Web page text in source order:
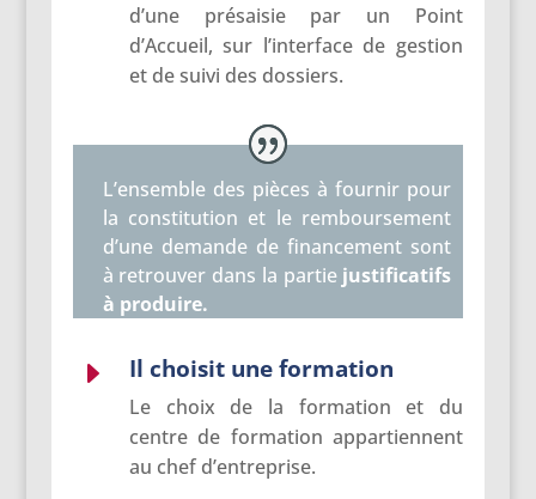
d’une présaisie par un Point
d’Accueil, sur l’interface de gestion
et de suivi des dossiers.
L’ensemble des pièces à fournir pour
la constitution et le remboursement
d’une demande de financement sont
à retrouver dans la partiejustificatifs
à produire.
E Il choisit une formation
Le choix de la formation et du
centre de formation appartiennent
au chef d’entreprise.